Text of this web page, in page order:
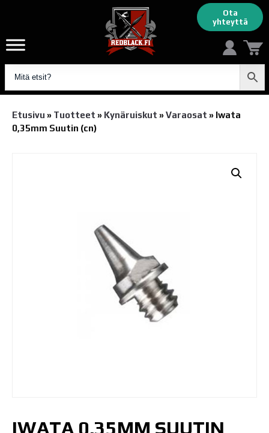
Ota
yhteyttä
Etusivu » Tuotteet » Kynäruiskut » Varaosat » Iwata
0,35mm Suutin (cn)
IWATA 0,35MM SUUTIN